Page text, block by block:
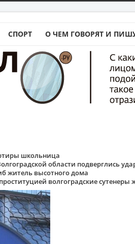
СПОРТ О ЧЕМ ГОВОРЯТ И
школьница
области подверглись
житель высотного дома
волгоградские сутенеры